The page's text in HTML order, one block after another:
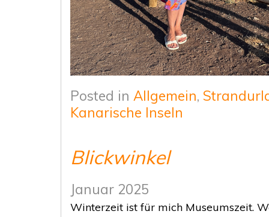
Posted in Allgemein,
Kanarische Inseln
Blickwinkel
Januar 2025
Winterzeit ist für mich Museumszeit.